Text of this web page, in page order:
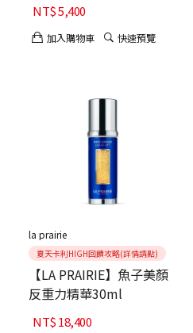
NT$5,400
加入購物車 快速預覽
la prairie
夏天卡利HIGH回饋攻略(詳情請點)
【LA PRAIRIE】魚子美顏
反重力精華30ml
NT$18,400